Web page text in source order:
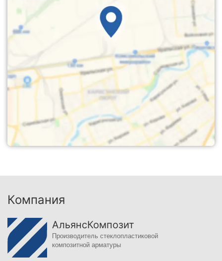
Компания
АльянсКомпозит
Производитель стеклопластиковой
композитной арматуры